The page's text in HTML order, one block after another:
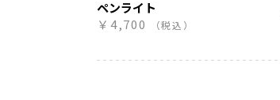
ペンライト
￥4,700
（税込）